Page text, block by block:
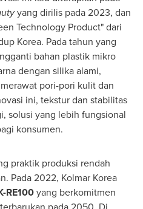
yang dirilis pada 2023, dan
Technology Product" dari
Korea. Pada tahun yang
bahan plastik mikro
dengan silika alami,
pori-pori kulit dan
ini, tekstur dan stabilitas
solusi yang lebih fungsional
konsumen.
praktik produksi rendah
Pada 2022, Kolmar Korea
RE100yang berkomitmen